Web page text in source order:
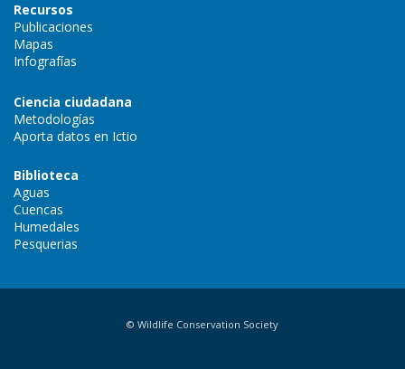
Recursos
Publicaciones
Mapas
Infografías
Ciencia ciudadana
Metodologías
Aporta datos en Ictio
Biblioteca
Aguas
Cuencas
Humedales
Pesquerias
© Wildlife Conservation Society